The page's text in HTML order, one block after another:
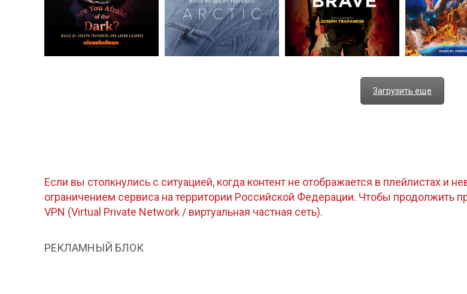
Загрузить еще
Если вы столкнулись с ситуацией, когда контент не отображается в плейлистах и
ограничением сервиса на территории Российской Федерации. Чтобы продолжить
VPN (Virtual Private Network / виртуальная частная сеть).
РЕКЛАМНЫЙ БЛОК